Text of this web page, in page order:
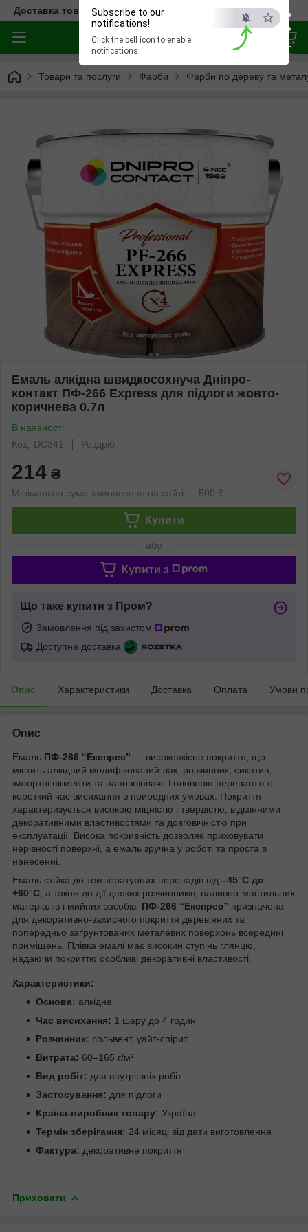
×
ESC
Subscribe to our
notifications!
Click the bell icon to enable
notifications
Доставка товара по всей Украине
Товари та послуги Фарби Фарби по дереву та
Емаль алкідна швидкосохнуча Дніпро-
контакт ПФ-266 Express для підлоги жовто-
коричнева 0.7л
В наявності
Код: DC341
Роздріб
214 ₴
Мінімальна сума замовлення на сайті — 500 ₴
Купити
або
Купити з
Що таке купити з Пром?
Замовлення під захистом
Доступна доставка
Опис Характеристики Доставка Оплата Умови
Опис
Емаль ПФ-266 “Експрес” — високоякісне покриття, що
містить алкідний модифікований лак, розчинник, сикатив
імпортні пігменти та наповнювачі. Головною перевагою є
короткий час висихання в природних умовах. Покриття
характеризується високою міцністю і твердістю, відмінними
декоративними властивостями та довговічністю при
експлуатації. Висока покривність дозволяє приховувати
нерівності поверхні, а емаль зручна у роботі та проста в
нанесенні.
Емаль стійка до температурних перепадів від –45°С до
+60°C , а також до дії деяких розчинників, паливно-мастильних
матеріалів і мийних засобів. ПФ-266 “Експрес” призначена
для декоративно-захисного покриття дерев’яних та
попередньо заґрунтованих металевих поверхонь всередині
приміщень. Плівка емалі має високий ступінь глянцю,
надаючи покриттю особливі декоративні властивості.
Характеристики:
Основа: алкідна
Час висихання: 1 шару до 4 годин
Розчинник: сольвент, уайт-спірит
Витрата: 60–165 г/м²
Вид робіт: для внутрішніх робіт
Застосування: для підлоги
Країна-виробник товару: Україна
Термін зберігання: 24 місяці від дати виготовлення
Фактура: декоративне покриття
Приховати